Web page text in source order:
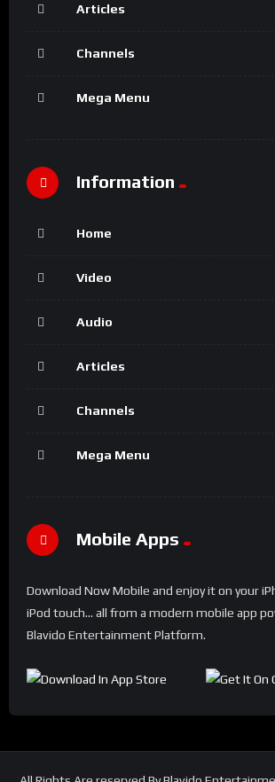
Articles
Channels
Mega Menu
Information
Home
Video
Audio
Articles
Channels
Mega Menu
Mobile Apps
Download Now Mobile and enjoy it on your
iPod touch... all from a modern mobile app
Blavido Entertainment Platform.